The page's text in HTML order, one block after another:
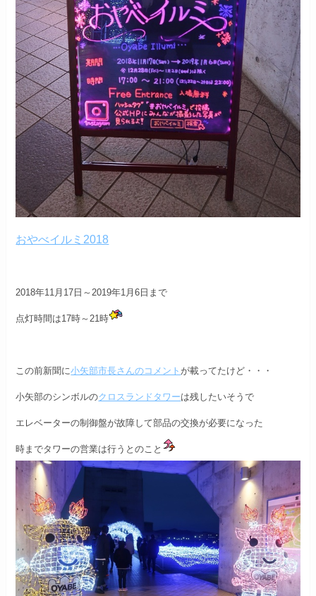
おやべイルミ2018
2018年11月17日～2019年1月6日まで
点灯時間は17時～21時
この前新聞に小矢部市長さんのコメントが載ってたけど・・・
小矢部のシンボルのクロスランドタワーは残したいそうで
エレベーターの制御盤が故障して部品の交換が必要になった
時までタワーの営業は行うとのこと